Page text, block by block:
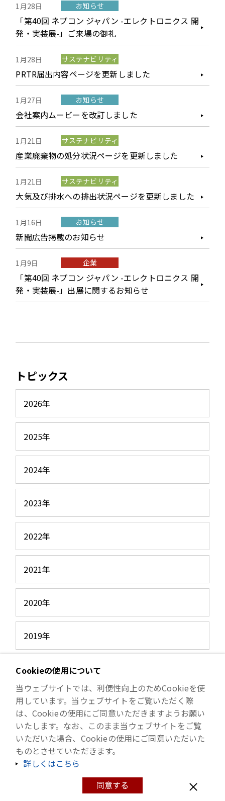
1月28日 お知らせ
「第40回 ネプコン ジャパン -エレクトロニクス 開
発・実装展-」ご来場の御礼
1月28日 サステナビリティ
PRTR届出内容ページを更新しました
1月27日 お知らせ
会社案内ムービーを改訂しました
1月21日 サステナビリティ
産業廃棄物の処分状況ページを更新しました
1月21日 サステナビリティ
大気及び排水への排出状況ページを更新しました
1月16日 お知らせ
新聞広告掲載のお知らせ
1月9日 企業
「第40回 ネプコン ジャパン -エレクトロニクス 開
発・実装展-」出展に関するお知らせ
トピックス
2026年
2025年
2024年
2023年
2022年
2021年
2020年
2019年
2018年
2017年
2016年
Copyright © ISHIHARA SANGYO KAISHA, LTD. All Rights Reserved.
Cookieの使用について
当ウェブサイトでは、利便性向上のためCookieを使
用しています。当ウェブサイトをご覧いただく際
は、Cookieの使用にご同意いただきますようお願い
いたします。なお、このまま当ウェブサイトをご覧
いただいた場合、Cookieの使用にご同意いただいた
ものとさせていただきます。
詳しくはこちら
同意する